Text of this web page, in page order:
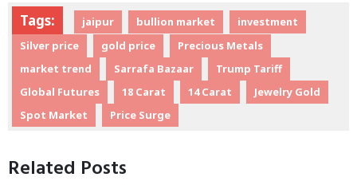
Tags: jaipur bullion market
investment
Silver price
gold price
Precious Metals
market trend
Sarrafa Bazaar
Trump Tariff
Global Futures
18 Carat 14 Carat
Jewelry Gold
Spot Market
Price Surge
Related Posts